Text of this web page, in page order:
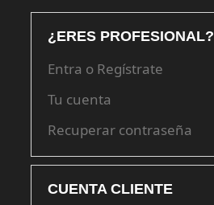
¿ERES PROFESIONAL?
Entra o Regístrate
Tu cuenta
Recuperar contraseña
CUENTA CLIENTE